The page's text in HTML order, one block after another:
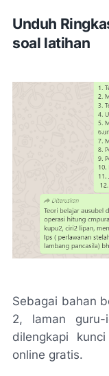
Unduh
soal latihan
Sebagai bahan
2, laman
dilengkapi
online gratis.